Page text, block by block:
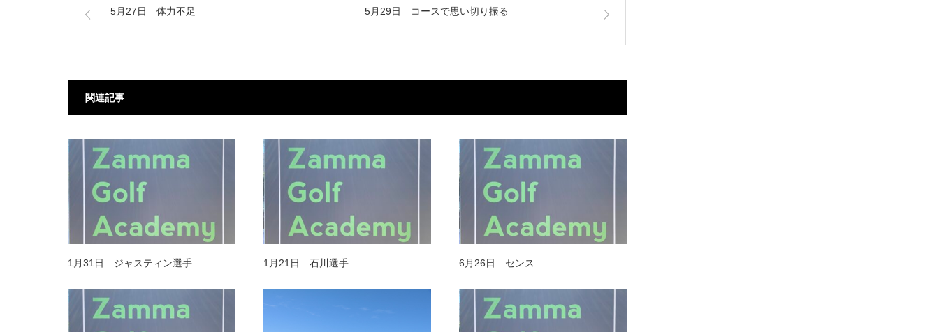
5月27日 体力不足 5月29日 コースで思い切り振る
関連記事
1月31日 ジャスティン選手 1月21日 石川選手 6月26日 センス